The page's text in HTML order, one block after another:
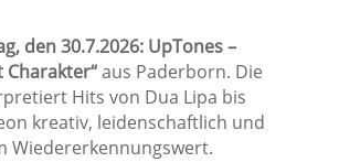
den 30.7.2026: UpTones –
Charakter“aus Paderborn. Die
Hits von Dua Lipa bis
kreativ, leidenschaftlich und
Wiedererkennungswert.